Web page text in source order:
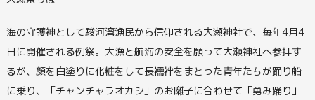
海の守護神として駿河湾漁民から信仰される大瀬神社で、毎年4月4
日に開催される例祭。大漁と航海の安全を願って大瀬神社へ参拝す
るが、顔を白塗りに化粧をして長襦袢をまとった青年たちが踊り船
に乗り、「チャンチャラオカシ」のお囃子に合わせて「勇み踊り」